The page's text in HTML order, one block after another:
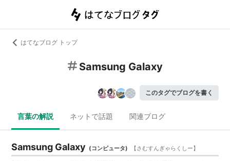
はてなブログ トップ
Samsung Galaxy
このタグでブログを書く
言葉の解説 ネットで話題 関連ブログ
Samsung Galaxy (コンピュータ) 【さむすんぎゃらくしー】